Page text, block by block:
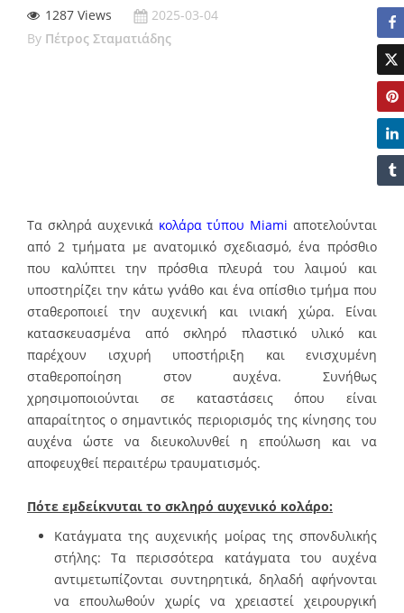
1287 Views
2025-03-04
By Πέτρος Σταματιάδης
Τα σκληρά αυχενικά κολάρα τύπου Miami αποτελούνται
από 2 τμήματα με ανατομικό σχεδιασμό, ένα πρόσθιο
που καλύπτει την πρόσθια πλευρά του λαιμού και
υποστηρίζει την κάτω γνάθο και ένα οπίσθιο τμήμα που
σταθεροποιεί την αυχενική και ινιακή χώρα. Είναι
κατασκευασμένα από σκληρό πλαστικό υλικό και
παρέχουν ισχυρή υποστήριξη και ενισχυμένη
σταθεροποίηση στον αυχένα. Συνήθως
χρησιμοποιούνται σε καταστάσεις όπου είναι
απαραίτητος ο σημαντικός περιορισμός της κίνησης του
αυχένα ώστε να διευκολυνθεί η επούλωση και να
αποφευχθεί περαιτέρω τραυματισμός.
Πότε εμδείκνυται το σκληρό αυχενικό κολάρο:
Κατάγματα της αυχενικής μοίρας της σπονδυλικής
στήλης:Τα περισσότερα κατάγματα του αυχένα
αντιμετωπίζονται συντηρητικά, δηλαδή αφήνονται
να επουλωθούν χωρίς να χρειαστεί χειρουργική